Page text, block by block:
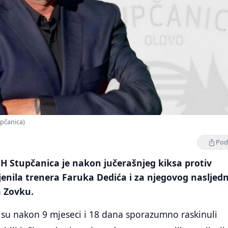
Stupčanica je nakon jučerašnjeg kiksa protiv
trenera Faruka Dedića i za njegovog
Zovku.
nakon 9 mjeseci i 18 dana sporazumno raskinuli